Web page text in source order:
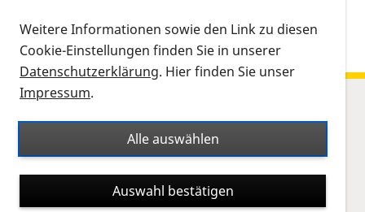
Netzhauterkrankungen
Forschung
Weitere Informationen sowie den Link zu diesen
Cookie-Einstellungen finden Sie in unserer
Datenschutzerklärung. Hier finden Sie unser
Impressum.
Alle auswählen
Auswahl bestätigen